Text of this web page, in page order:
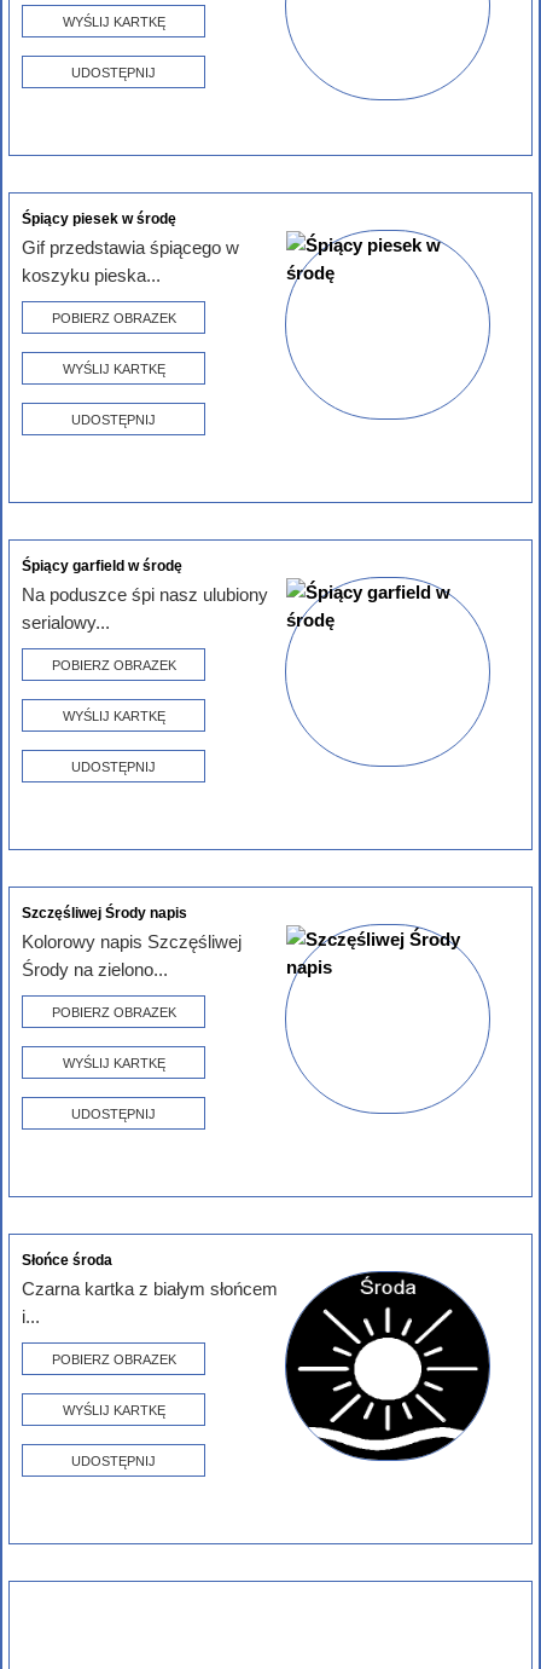
WYŚLIJ KARTKĘ
UDOSTĘPNIJ
Śpiący piesek w środę
Gif przedstawia śpiącego w
koszyku pieska...
POBIERZ OBRAZEK
WYŚLIJ KARTKĘ
UDOSTĘPNIJ
Śpiący garfield w środę
Na poduszce śpi nasz ulubiony
serialowy...
POBIERZ OBRAZEK
WYŚLIJ KARTKĘ
UDOSTĘPNIJ
Szczęśliwej Środy napis
Kolorowy napis Szczęśliwej
Środy na zielono...
POBIERZ OBRAZEK
WYŚLIJ KARTKĘ
UDOSTĘPNIJ
Słońce środa
Czarna kartka z białym słońcem
i...
POBIERZ OBRAZEK
WYŚLIJ KARTKĘ
UDOSTĘPNIJ